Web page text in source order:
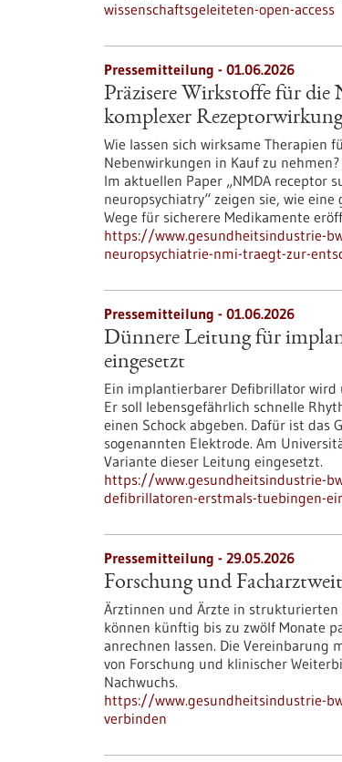
wissenschaftsgeleiteten-open-access
Pressemitteilung - 01.06.2026
Präzisere Wirkstoffe für
komplexer
Wie lassen sich wirksame Therapien
Nebenwirkungen in Kauf zu
Im aktuellen Paper „NMDA receptor
neuropsychiatry“ zeigen sie, wie
Wege für sicherere Medikamente
https://www.gesundheitsindustrie-
neuropsychiatrie-nmi-traegt-zur-
Pressemitteilung - 01.06.2026
Dünnere Leitung für
eingesetzt
Ein implantierbarer Defibrillator
Er soll lebensgefährlich schnelle
einen Schock abgeben. Dafür ist
sogenannten Elektrode. Am
Variante dieser Leitung eingesetzt.
https://www.gesundheitsindustrie-
defibrillatoren-erstmals-tuebingen-
Pressemitteilung - 29.05.2026
Forschung und
Ärztinnen und Ärzte in strukturierten
können künftig bis zu zwölf Monate
anrechnen lassen. Die
von Forschung und klinischer
Nachwuchs.
https://www.gesundheitsindustrie-
verbinden